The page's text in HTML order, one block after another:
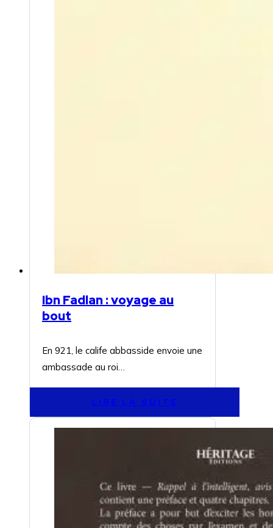
Ibn Fadlan : voyage au
bout
En 921, le calife abbasside envoie une
ambassade au roi…
LIRE LA SUITE